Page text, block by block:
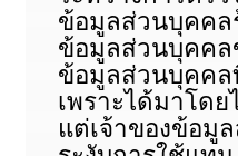
ข้อมูลส่วนบุคคล
ข้อมูลส่วนบุคคล
ข้อมูลส่วนบุคคล
เพราะได้มาโด
แต่เจ้าของข้อมู